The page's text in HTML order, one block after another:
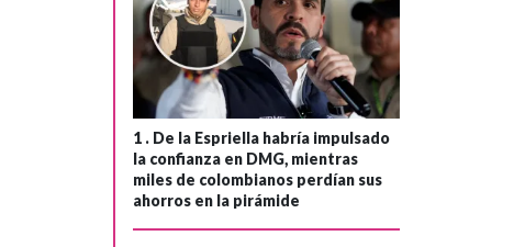
1 . De la Espriella habría impulsado
la confianza en DMG, mientras
miles de colombianos perdían sus
ahorros en la pirámide